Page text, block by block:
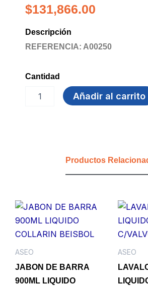
$131,866.00
Descripción
REFERENCIA: A00250
Cantidad
TIPO
Añadir al carrito
Productos
ASEO
JABON DE BARRA
900ML LIQUIDO
ASEO